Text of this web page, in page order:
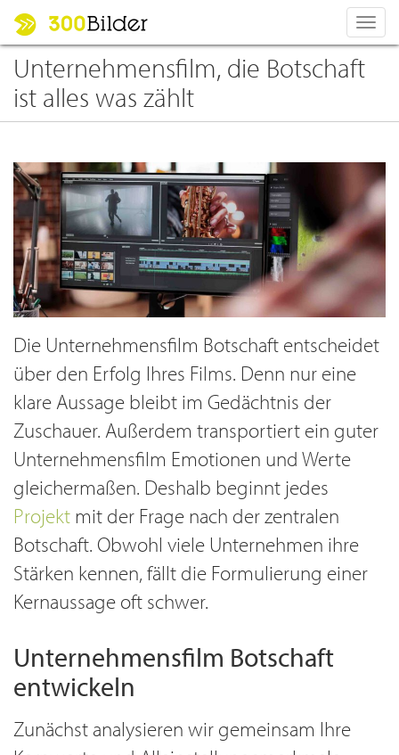
Unternehmensfilm, die Botschaft
ist alles was zählt
Die Unternehmensfilm Botschaft entscheidet
über den Erfolg Ihres Films. Denn nur eine
klare Aussage bleibt im Gedächtnis der
Zuschauer. Außerdem transportiert ein guter
Unternehmensfilm Emotionen und Werte
gleichermaßen. Deshalb beginnt jedes
Projekt mit der Frage nach der zentralen
Botschaft. Obwohl viele Unternehmen ihre
Stärken kennen, fällt die Formulierung einer
Kernaussage oft schwer.
Unternehmensfilm Botschaft
entwickeln
Zunächst analysieren wir gemeinsam Ihre